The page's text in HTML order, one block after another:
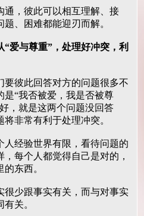
，彼此可以相互理解、接
、困难都能迎刃而解。
爱与尊重”，处理好冲突，利
彼此回答对方的问题很多不
是“我否被爱，我是否被尊
，就是这两个问题没回答
非常有利于处理冲突。
经验世界有限，看待问题的
每个人都觉得自己是对的，
东西。
少跟事实有关，而与对事实
关。